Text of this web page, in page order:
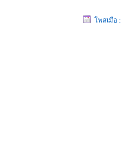
โพสเมื่อ :